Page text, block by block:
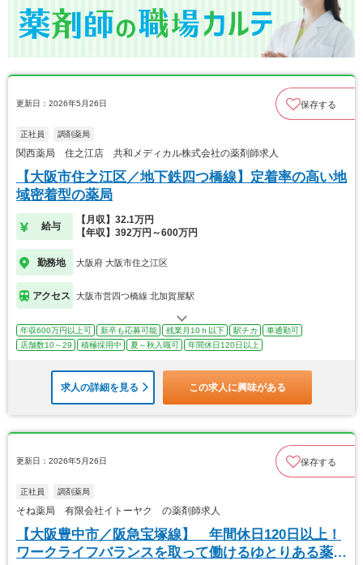
更新日：2026年5月26日 保存する
正社員 調剤薬局
関西薬局 住之江店 共和メディカル株式会社の薬剤師求人
【大阪市住之江区／地下鉄四つ橋線】定着率の高い地
域密着型の薬局
給与
【月収】32.1万円
【年収】392万円～600万円
勤務地 大阪府 大阪市住之江区
アクセス 大阪市営四つ橋線 北加賀屋駅
年収600万円以上可 新卒も応募可能 残業月10ｈ以下 駅チカ
車通勤可
店舗数10～29
積極採用中 夏～秋入職可 年間休日120日以上
求人の詳細を見る この求人に興味がある
更新日：2026年5月26日 保存する
正社員 調剤薬局
そね薬局 有限会社イトーヤク の薬剤師求人
【大阪豊中市／阪急宝塚線】 年間休日120日以上！
ワークライフバランスを取って働けるゆとりある薬